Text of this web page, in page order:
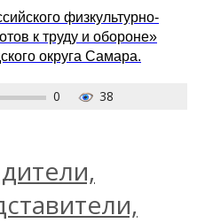
физкультурно-
к труду и обороне»
округа Самара.
0
38